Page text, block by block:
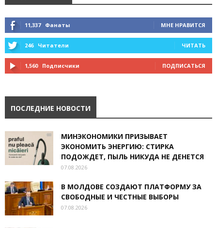
11,337 Фанаты МНЕ НРАВИТСЯ
246 Читатели ЧИТАТЬ
1,560 Подписчики ПОДПИСАТЬСЯ
ПОСЛЕДНИЕ НОВОСТИ
МИНЭКОНОМИКИ ПРИЗЫВАЕТ
ЭКОНОМИТЬ ЭНЕРГИЮ: СТИРКА
ПОДОЖДЕТ, ПЫЛЬ НИКУДА НЕ ДЕНЕТСЯ
07.08.2026
В МОЛДОВЕ СОЗДАЮТ ПЛАТФОРМУ ЗА
СВОБОДНЫЕ И ЧЕСТНЫЕ ВЫБОРЫ
07.08.2026